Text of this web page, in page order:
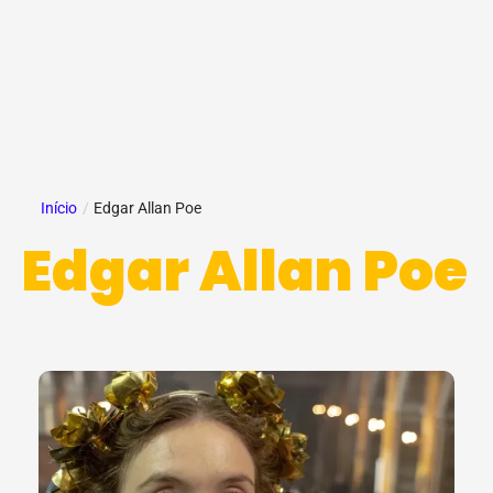
Início / Edgar Allan Poe
Edgar Allan Poe